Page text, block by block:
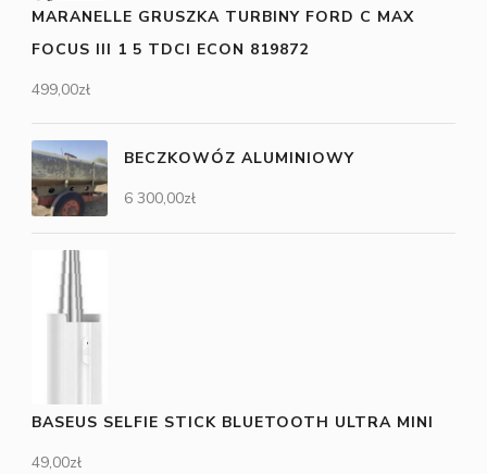
MARANELLE GRUSZKA TURBINY FORD C MAX
FOCUS III 1 5 TDCI ECON 819872
499,00zł
BECZKOWÓZ ALUMINIOWY
6 300,00zł
BASEUS SELFIE STICK BLUETOOTH ULTRA MINI
49,00zł